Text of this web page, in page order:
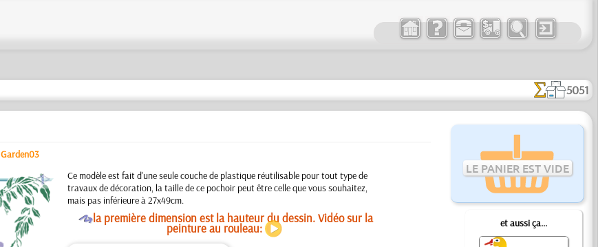
5051
LE PANIER EST VIDE
et aussi ça...
Garden03
a
Ce modèle est fait d'une seule couche de plastique réutilisable pour tout type de
travaux de décoration, la taille de ce pochoir peut être celle que vous souhaitez,
mais pas inférieure à 27x49cm.
Ola première dimension est la hauteur du dessin. Vidéo sur la
peinture au rouleau: